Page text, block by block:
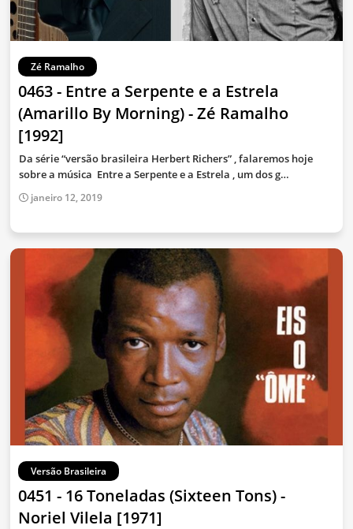
Zé Ramalho
0463 - Entre a Serpente e a Estrela
(Amarillo By Morning) - Zé Ramalho
[1992]
Da série “versão brasileira Herbert Richers” , falaremos hoje
sobre a música Entre a Serpente e a Estrela , um dos g…
janeiro 12, 2019
Versão Brasileira
0451 - 16 Toneladas (Sixteen Tons) -
Noriel Vilela [1971]